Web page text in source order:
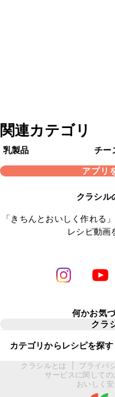
関連カテゴリ
乳製品 チー
アプリ
クラシル
「きちんとおいしく作れる
レシピ動画
何かお気
クラ
カテゴリからレシピを探す
クラシルとは プライバ
サービスに関して
おいしく